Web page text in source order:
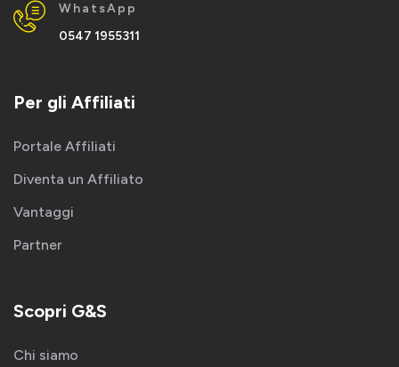
WhatsApp
0547 1955311
Per gli Affiliati
Portale Affiliati
Diventa un Affiliato
Vantaggi
Partner
Scopri G&S
Chi siamo